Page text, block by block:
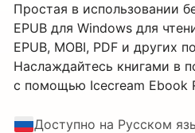
Простая в использовании
EPUB для Windows для
EPUB, MOBI, PDF и других
Наслаждайтесь книгами в
с помощью Icecream Ebook
Доступно на Русском